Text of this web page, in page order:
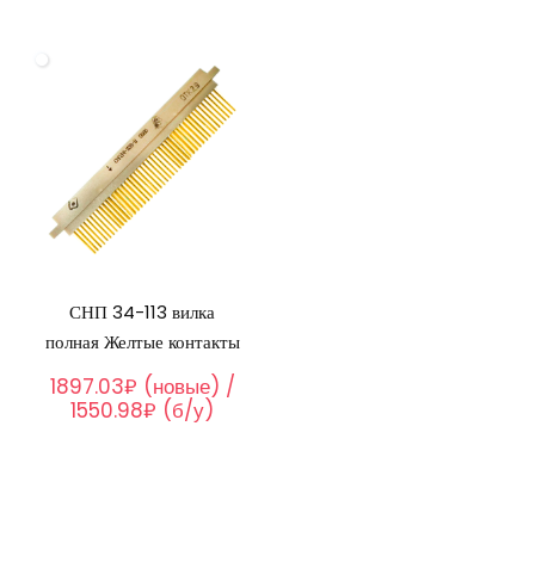
СНП 34-113 вилка
полная Желтые контакты
1897.03₽ (новые) /
1550.98₽ (б/у)